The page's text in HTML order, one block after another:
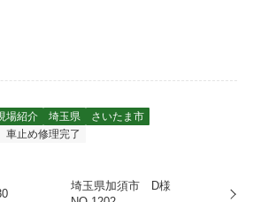
場紹介 埼玉県
さいたま市
止め修理完了
埼玉県加須市 D様